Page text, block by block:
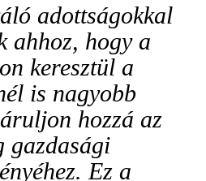
adottságokkal
ahhoz, hogy a
keresztül a
is nagyobb
hozzá az
gazdasági
Ez a